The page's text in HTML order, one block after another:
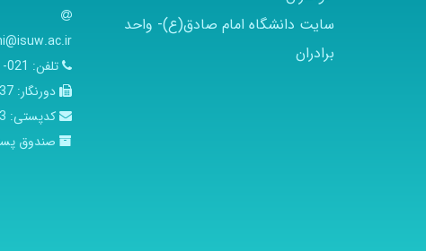
سایت دانشگاه امام صادق(ع)- واحد
برادران
تلفن: 021- 22094901-5
دورنگار:
کدپستی:
صندوق